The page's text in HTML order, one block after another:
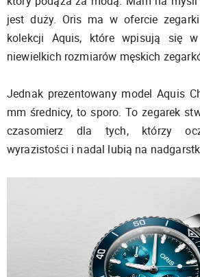
jest duży. Oris ma w ofercie
kolekcji Aquis, które wpisują się
niewielkich rozmiarów męskich
Jednak prezentowany model Aquis
mm średnicy, to sporo. To zegarek
czasomierz dla tych, którzy
wyrazistości i nadal lubią na